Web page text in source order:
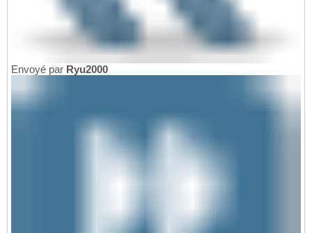
Envoyé par Ryu2000